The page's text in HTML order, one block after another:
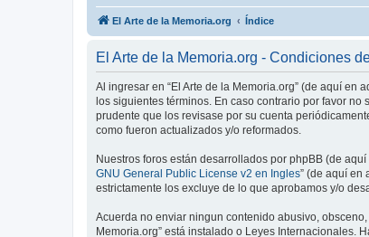
El Arte de la Memoria.org Índice
El Arte de la Memoria.org - Condiciones
Al ingresar en “El Arte de la Memoria.org” (de aquí en
los siguientes términos. En caso contrario por favor
prudente que los revisase por su cuenta
como fueron actualizados y/o reformados.
Nuestros foros están desarrollados por phpBB (de aquí
GNU General Public License v2 en Ingles” (de aquí en
estrictamente los excluye de lo que aprobamos y/o
Acuerda no enviar ningun contenido abusivo,
Memoria.org” está instalado o Leyes Internacionales.